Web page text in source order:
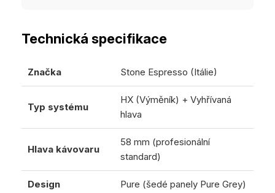
Technická specifikace
Značka Stone Espresso (Itálie)
Typ systému
HX (Výměník) + Vyhřívaná
hlava
Hlava kávovaru
58 mm (profesionální
standard)
Design Pure (šedé panely Pure Grey)